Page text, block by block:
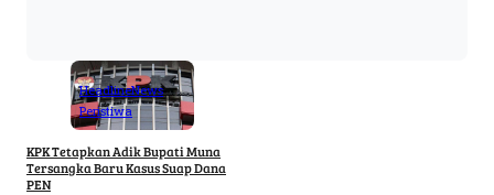
HeadlineNews
Peristiwa
KPK Tetapkan Adik Bupati Muna
Tersangka Baru Kasus Suap Dana
PEN